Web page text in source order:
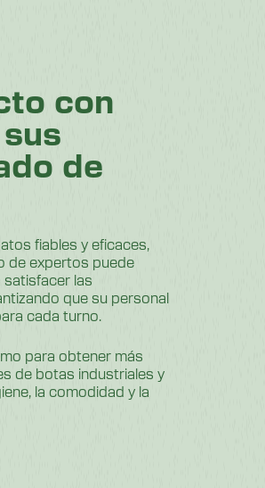
con
de
fiables y eficaces,
de expertos puede
las
que su personal
cada turno.
para obtener más
de botas industriales y
la comodidad y la